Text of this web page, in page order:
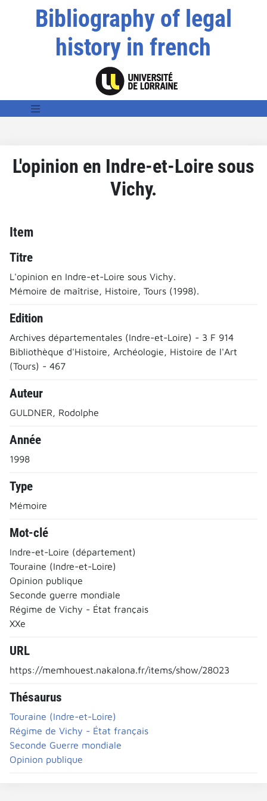
Bibliography of legal
history in french
L'opinion en Indre-et-Loire sous
Vichy.
Item
Titre
L'opinion en Indre-et-Loire sous Vichy.
Mémoire de maîtrise, Histoire, Tours (1998).
Edition
Archives départementales (Indre-et-Loire) - 3 F 914
Bibliothèque d'Histoire, Archéologie, Histoire de l'Art
(Tours) - 467
Auteur
GULDNER, Rodolphe
Année
1998
Type
Mémoire
Mot-clé
Indre-et-Loire (département)
Touraine (Indre-et-Loire)
Opinion publique
Seconde guerre mondiale
Régime de Vichy - État français
XXe
URL
https://memhouest.nakalona.fr/items/show/28023
Thésaurus
Touraine (Indre-et-Loire)
Régime de Vichy - État français
Seconde Guerre mondiale
Opinion publique